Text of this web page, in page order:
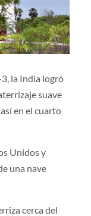
la India logró
suave
en el cuarto
Unidos y
una nave
cerca del